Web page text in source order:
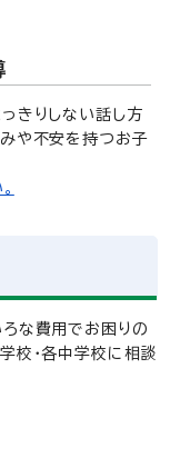
きりしない話し方
みや不安を持つお子
な費用でお困りの
校・各中学校に相談